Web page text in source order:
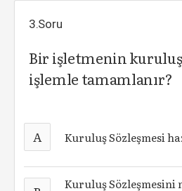
3.Soru
Bir işletmenin kuruluş
işlemle tamamlanır?
A Kuruluş Sözleşmesi
Kuruluş Sözleşmesini